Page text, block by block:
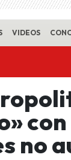
VIDEOS
no